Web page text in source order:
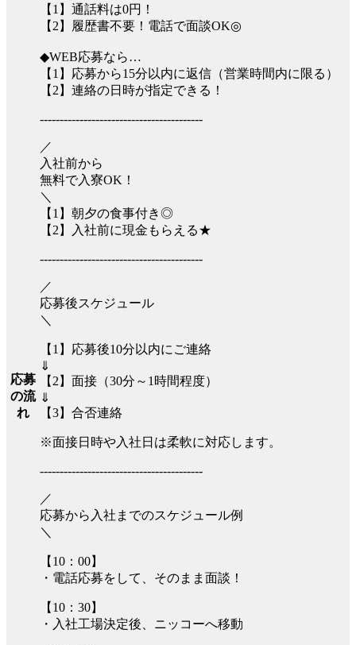
応募
の流
れ
【1】通話料は0円！
【2】履歴書不要！電話で面談OK◎
◆WEB応募なら…
【1】応募から15分以内に返信（営業時間内に限る）
【2】連絡の日時が指定できる！
-----------------------------------------
／
入社前から
無料で入寮OK！
＼
【1】朝夕の食事付き◎
【2】入社前に現金もらえる★
-----------------------------------------
／
応募後スケジュール
＼
【1】応募後10分以内にご連絡
⇓
【2】面接（30分～1時間程度）
⇓
【3】合否連絡
※面接日時や入社日は柔軟に対応します。
-----------------------------------------
／
応募から入社までのスケジュール例
＼
【10：00】
・電話応募をして、そのまま面談！
【10：30】
・入社工場決定後、ニッコーへ移動